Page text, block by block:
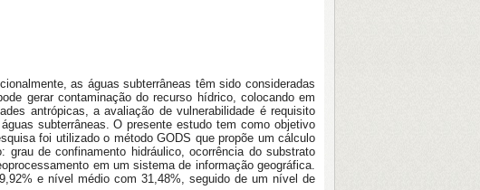
as águas subterrâneas têm sido consideradas
gerar contaminação do recurso hídrico, colocando em
antrópicas, a avaliação de vulnerabilidade é requisito
subterrâneas. O presente estudo tem como objetivo
foi utilizado o método GODS que propõe um cálculo
de confinamento hidráulico, ocorrência do substrato
em um sistema de informação geográfica.
e nível médio com 31,48%, seguido de um nível de